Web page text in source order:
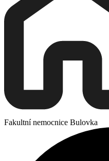
Fakultní nemocnice Bulovka